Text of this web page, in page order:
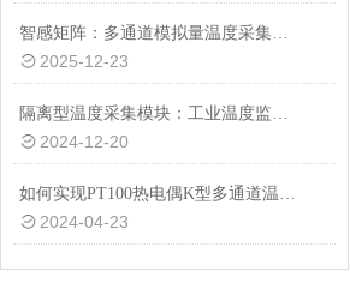
智感矩阵：多通道模拟量温度采集的协同感知技术
2025-12-23
隔离型温度采集模块：工业温度监控的守护者
2024-12-20
如何实现PT100热电偶K型多通道温度采集的高效稳定运行？
2024-04-23